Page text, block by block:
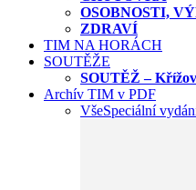
OSOBNOSTI,
ZDRAVÍ
TIM NA HORÁCH
SOUTĚŽE
SOUTĚŽ –
Archív TIM v PDF
VšeSpeciální